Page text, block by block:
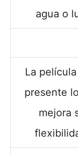
agua o
La
presente
mejora